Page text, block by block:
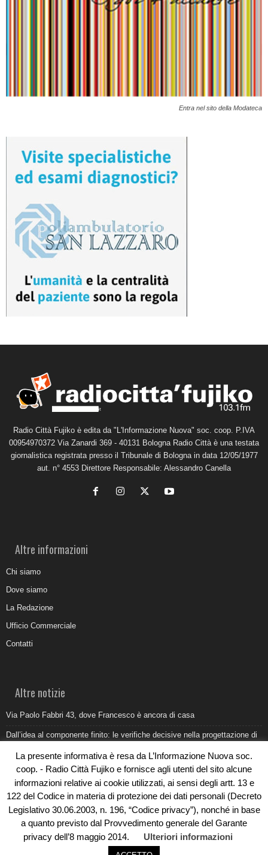
Entra nel sito della Modateca
Radio Città Fujiko è edita da "L'Informazione Nuova" soc. coop. P.IVA
00954970372 Via Zanardi 369 - 40131 Bologna Radio Città è una testata
giornalistica registrata presso il Tribunale di Bologna in data 12/05/1977
aut. n° 4553 Direttore Responsabile: Alessandro Canella
Altre informazioni
Chi siamo
Dove siamo
La Redazione
Ufficio Commerciale
Contatti
Altre notizie
Via Paolo Fabbri 43, dove Francesco è ancora di casa
Dall’idea al componente finito: le verifiche decisive nella progettazione di
Belvedere Marittimo e il report ARPACAL 2026 sulla qualità del mare
Come organizzare e allestire una camera ardente per l’ultimo saluto
Umidità di risalita in casa, come riconoscere i segnali veri
La presente informativa è resa da L’Informazione Nuova soc.
coop. - Radio Città Fujiko e fornisce agli utenti del sito alcune
informazioni relative ai cookie utilizzati, ai sensi degli artt. 13 e
122 del Codice in materia di protezione dei dati personali (Decreto
Legislativo 30.06.2003, n. 196, “Codice privacy”), nonché in base
a quanto previsto dal Provvedimento generale del Garante
privacy dell’8 maggio 2014.
Ulteriori informazioni